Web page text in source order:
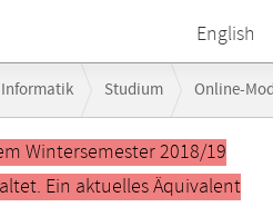
English
Studium Online-
Wintersemester 2018/19
Ein aktuelles Äquivalent